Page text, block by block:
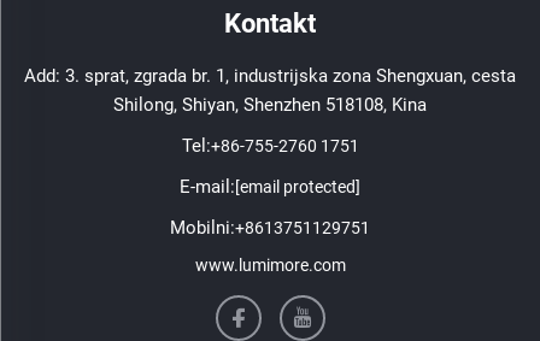
Kontakt
Add: 3. sprat, zgrada br. 1, industrijska zona Shengxuan, cesta
Shilong, Shiyan, Shenzhen 518108, Kina
Tel:+86-755-2760 1751
E-mail:[email protected]
Mobilni:+8613751129751
www.lumimore.com